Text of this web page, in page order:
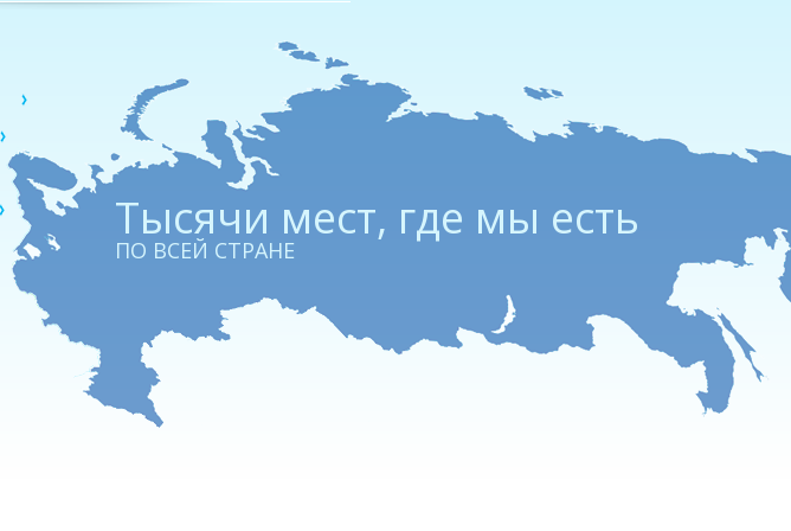
Тыcячи мест, где мы есть
ПО ВСЕЙ СТРАНЕ